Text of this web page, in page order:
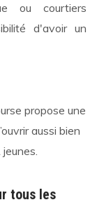
ou courtiers
d'avoir un
propose une
aussi bien
tous les